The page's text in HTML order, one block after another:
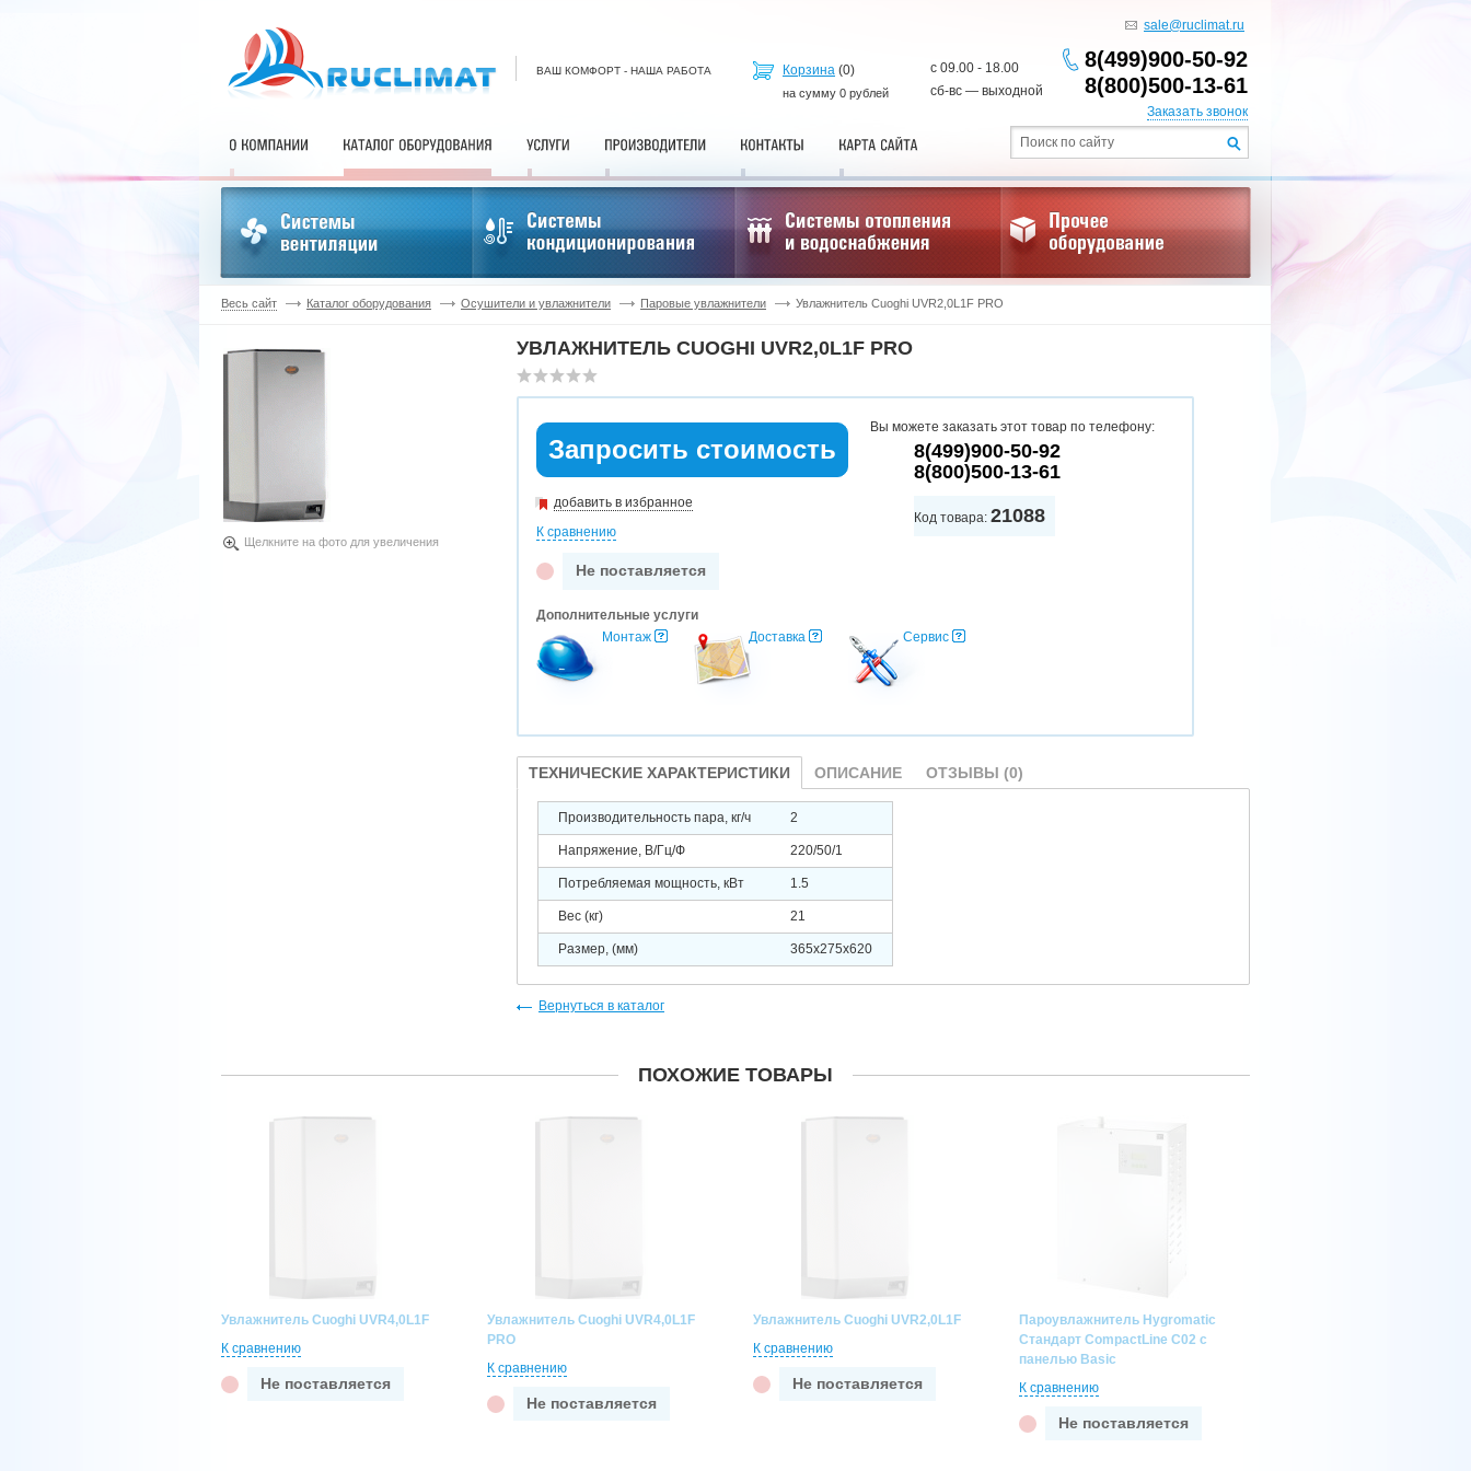
ВАШ КОМФОРТ - НАША РАБОТА Корзина (0)
на сумму 0 рублей
с 09.00 - 18.00
сб-вс — выходной
sale@ruclimat.ru
8(499)900-50-92
8(800)500-13-61
Заказать звонок
Весь сайт Каталог оборудования Осушители и увлажнители Паровые увлажнители Увлажнитель Cuoghi UVR2,0L1F PRO
Щелкните на фото для увеличения
УВЛАЖНИТЕЛЬ CUOGHI UVR2,0L1F PRO
Запросить стоимость
добавить в избранное
К сравнению
Не поставляется
Вы можете заказать этот товар по телефону:
8(499)900-50-92
8(800)500-13-61
Код товара: 21088
Дополнительные услуги
Монтаж
Доставка Сервис
ТЕХНИЧЕСКИЕ ХАРАКТЕРИСТИКИ ОПИСАНИЕ ОТЗЫВЫ (0)
Производительность пара, кг/ч 2
Напряжение, В/Гц/Ф 220/50/1
Потребляемая мощность, кВт 1.5
Вес (кг) 21
Размер, (мм) 365x275x620
Вернуться в каталог
ПОХОЖИЕ ТОВАРЫ
Увлажнитель Cuoghi UVR4,0L1F
К сравнению
Не поставляется
Увлажнитель Cuoghi UVR4,0L1F
PRO
К сравнению
Не поставляется
Увлажнитель Cuoghi UVR2,0L1F
К сравнению
Не поставляется
Пароувлажнитель Hygromatic
Стандарт CompactLine C02 с
панелью Basic
К сравнению
Не поставляется